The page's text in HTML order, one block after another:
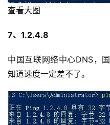
社
速
盾
动
态
查看大图
7、1.2.4.8
中国互联网络中心DNS，
知道速度一定差不了。